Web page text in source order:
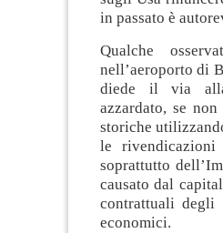
in passato è
Qualche
nell’aeroporto di
diede il via alla
azzardato, se
storiche
le
soprattutto
causato dal
contrattuali
economici.